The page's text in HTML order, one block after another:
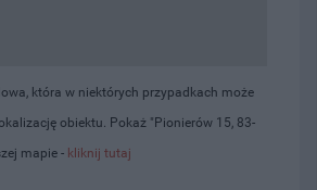
która w niektórych przypadkach może
obiektu. Pokaż "Pionierów 15, 83-
mapie - kliknij tutaj